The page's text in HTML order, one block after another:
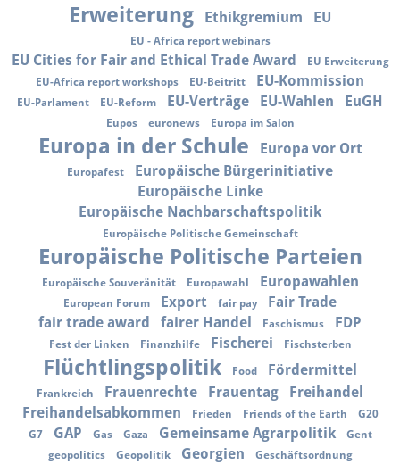
Erweiterung Ethikgremium EU
EU - Africa report webinars
EU Cities for Fair and Ethical Trade Award
EU Erweiterung
EU-Africa report workshops
EU-Beitritt EU-Kommission
EU-Parlament EU-Reform EU-Verträge EU-Wahlen EuGH
Eupos euronews Europa im Salon
Europa in der Schule Europa vor Ort
Europafest
Europäische Bürgerinitiative
Europäische Linke
Europäische Nachbarschaftspolitik
Europäische Politische Gemeinschaft
Europäische Politische Parteien
Europäische Souveränität Europawahl Europawahlen
European Forum Export fair pay
Fair Trade
fair trade award
fairer Handel Faschismus FDP
Fest der Linken Finanzhilfe Fischerei Fischsterben
Flüchtlingspolitik Food Fördermittel
Frankreich Frauenrechte Frauentag
Freihandel
Freihandelsabkommen
Frieden Friends of the Earth
G20
G7
GAP Gas Gaza Gemeinsame Agrarpolitik
Gent
geopolitics
Geopolitik Georgien
Geschäftsordnung